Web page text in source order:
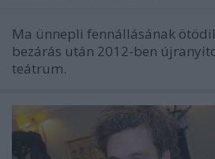
Ma ünnepli fennállásának
bezárás után 2012-ben
teátrum.